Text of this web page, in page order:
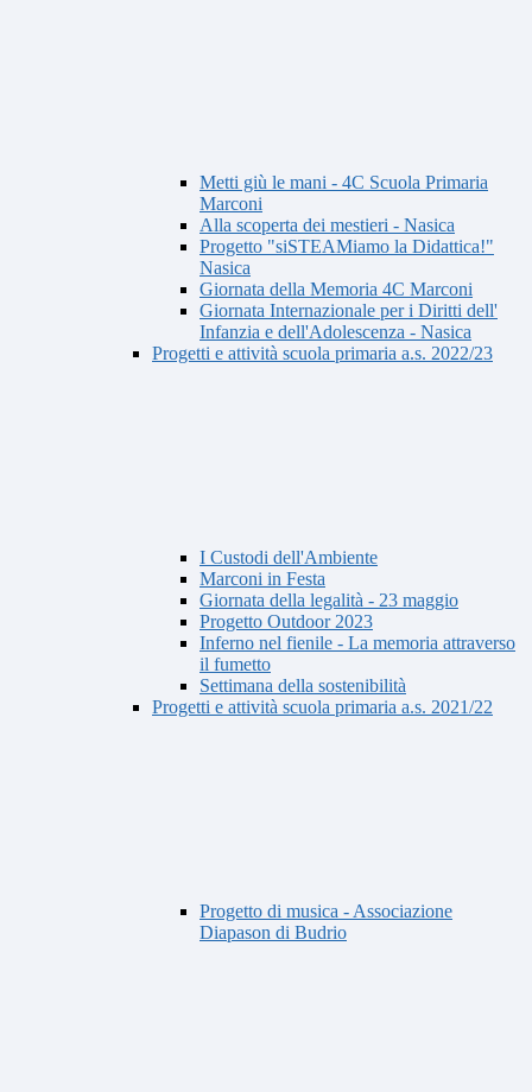
Metti giù le mani - 4C Scuola Primaria
Marconi
Alla scoperta dei mestieri - Nasica
Progetto "siSTEAMiamo la Didattica!"
Nasica
Giornata della Memoria 4C Marconi
Giornata Internazionale per i Diritti dell'
Infanzia e dell'Adolescenza - Nasica
Progetti e attività scuola primaria a.s. 2022/23
I Custodi dell'Ambiente
Marconi in Festa
Giornata della legalità - 23 maggio
Progetto Outdoor 2023
Inferno nel fienile - La memoria attraverso
il fumetto
Settimana della sostenibilità
Progetti e attività scuola primaria a.s. 2021/22
Progetto di musica - Associazione
Diapason di Budrio